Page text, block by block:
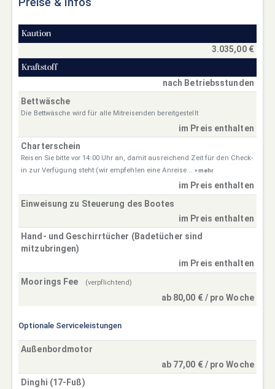
Kaution
3.035,00 €
Kraftstoff
nach Betriebsstunden
Bettwäsche
Die Bettwäsche wird für alle Mitreisenden bereitgestellt
im Preis enthalten
Charterschein
Reisen Sie bitte vor 14:00 Uhr an, damit ausreichend Zeit für den Check-
in zur Verfügung steht (wir empfehlen eine Anreise... » mehr
im Preis enthalten
Einweisung zu Steuerung des Bootes
im Preis enthalten
Hand- und Geschirrtücher (Badetücher sind
mitzubringen)
im Preis enthalten
Moorings Fee
(verpflichtend)
ab 80,00 € / pro Woche
Optionale Serviceleistungen
Außenbordmotor
ab 77,00 € / pro Woche
Dinghi (17-Fuß)